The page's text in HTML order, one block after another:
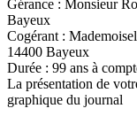
Gérance : Monsieur
Bayeux
Cogérant :
14400 Bayeux
Durée : 99 ans à
La présentation de
graphique du journal